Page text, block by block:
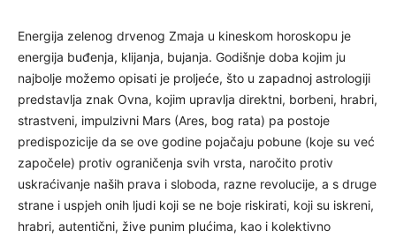
Energija zelenog drvenog Zmaja u kineskom horoskopu je
energija buđenja, klijanja, bujanja. Godišnje doba kojim ju
najbolje možemo opisati je proljeće, što u zapadnoj astrologiji
predstavlja znak Ovna, kojim upravlja direktni, borbeni, hrabri,
strastveni, impulzivni Mars (Ares, bog rata) pa postoje
predispozicije da se ove godine pojačaju pobune (koje su već
započele) protiv ograničenja svih vrsta, naročito protiv
uskraćivanje naših prava i sloboda, razne revolucije, a s druge
strane i uspjeh onih ljudi koji se ne boje riskirati, koji su iskreni,
hrabri, autentični, žive punim plućima, kao i kolektivno